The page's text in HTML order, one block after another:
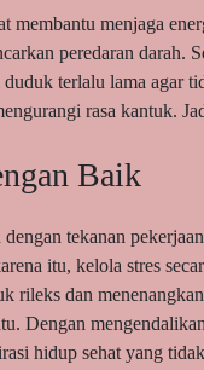
menjaga
peredaran darah.
terlalu lama agar
rasa kantuk.
Baik
tekanan
itu, kelola stres
rileks dan
Dengan
hidup sehat yang